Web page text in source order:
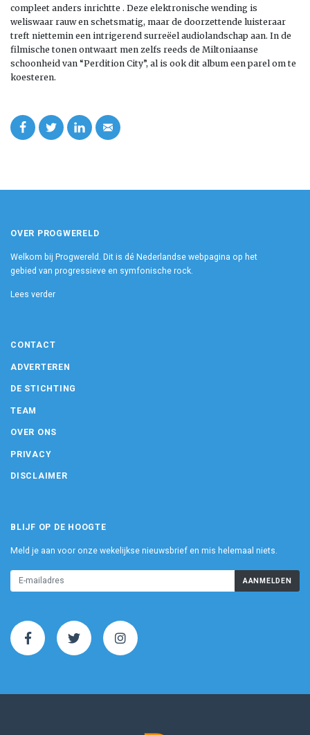
compleet anders inrichtte . Deze elektronische wending is
weliswaar rauw en schetsmatig, maar de doorzettende luisteraar
treft niettemin een intrigerend surreëel audiolandschap aan. In de
filmische tonen ontwaart men zelfs reeds de Miltoniaanse
schoonheid van “Perdition City”, al is ook dit album een parel om te
koesteren.
OVER PROGWERELD
Welkom bij Progwereld. Dit is dé Nederlandse webpagina op het
gebied van progressieve en symfonische rock.
Lees verder
CONTACT
ADVERTEREN
DE STICHTING
TEAM
OVER ONS
PRIVACY
DISCLAIMER
BLIJF OP DE HOOGTE
Meld je aan voor onze wekelijkse nieuwsbrief en mis helemaal niets.
AANMELDEN